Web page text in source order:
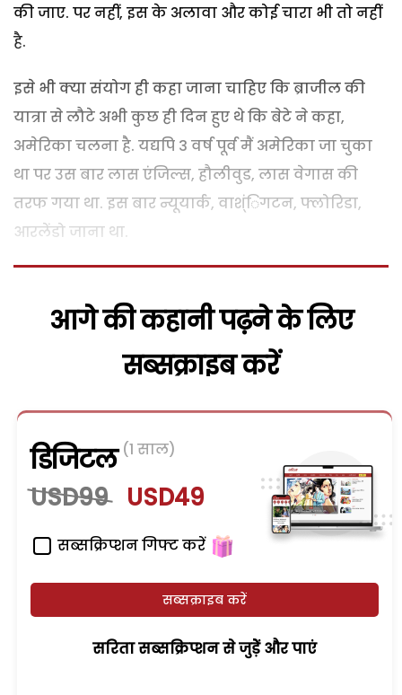
की जाए. पर नहीं, इस के अलावा और कोई चारा भी तो नहीं
है.
इसे भी क्या संयोग ही कहा जाना चाहिए कि ब्राजील की
यात्रा से लौटे अभी कुछ ही दिन हुए थे कि बेटे ने कहा,
अमेरिका चलना है. यद्यपि 3 वर्ष पूर्व मैं अमेरिका जा चुका
था पर उस बार लास एंजिल्स, हौलीवुड, लास वेगास की
तरफ गया था. इस बार न्यूयार्क, वाश्ंिगटन, फ्लोरिडा,
आरलेंडो जाना था.
आगे की कहानी पढ़ने के लिए
सब्सक्राइब करें
डिजिटल (1 साल)
USD99 USD49
सब्सक्रिप्शन गिफ्ट करें
सब्सक्राइब करें
सरिता सब्सक्रिप्शन से जुड़ेें और पाएं